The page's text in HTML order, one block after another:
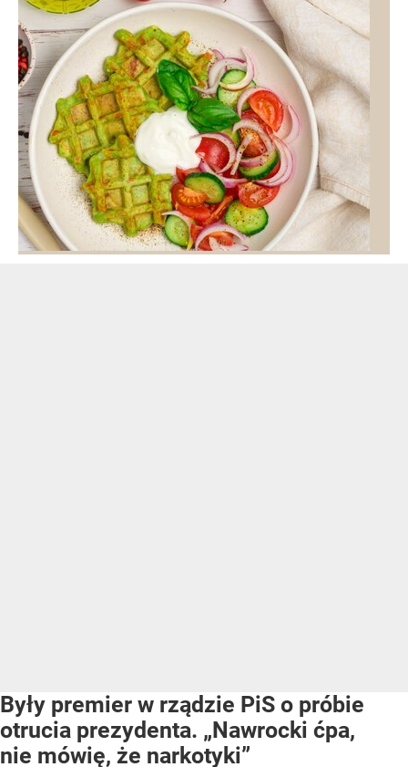
Były premier w rządzie PiS o próbie
otrucia prezydenta. „Nawrocki ćpa,
nie mówię, że narkotyki”